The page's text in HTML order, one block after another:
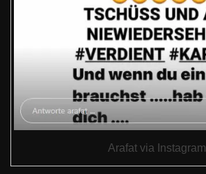
Arafat via Instagram